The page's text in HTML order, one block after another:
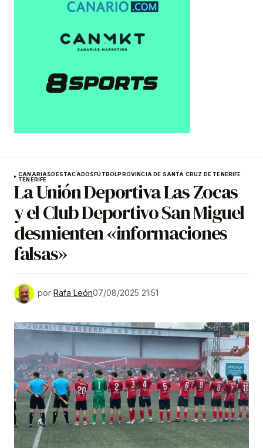
CANARIASDESTACADOSFÚTBOLPROVINCIA DE SANTA CRUZ DE TENERIFE
TENERIFE
La Unión Deportiva Las Zocas
y el Club Deportivo San Miguel
desmienten «informaciones
falsas»
por Rafa León07/08/2025 21:51